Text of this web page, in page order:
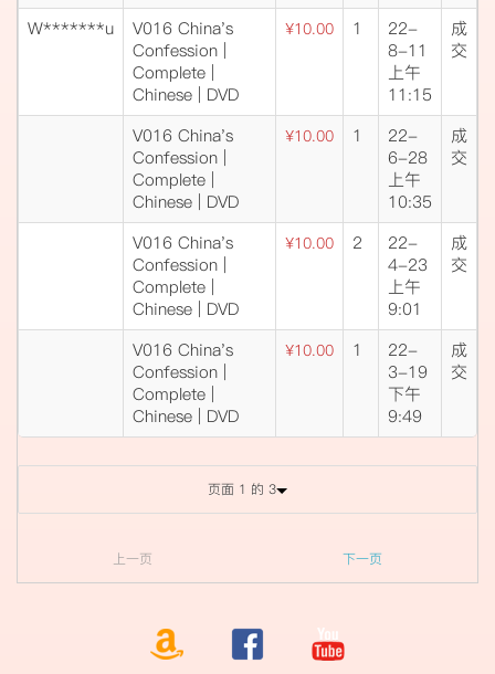
W*******u
V016 China's
Confession |
Complete |
Chinese | DVD
¥10.00 1
22-
8-11
上午
11:15
成
交
V016 China's
Confession |
Complete |
Chinese | DVD
¥10.00 1
22-
6-28
上午
10:35
成
交
V016 China's
Confession |
Complete |
Chinese | DVD
¥10.00 2
22-
4-23
上午
9:01
成
交
V016 China's
Confession |
Complete |
Chinese | DVD
¥10.00 1
22-
3-19
下午
9:49
成
交
页面 1 的 3
上一页 下一页